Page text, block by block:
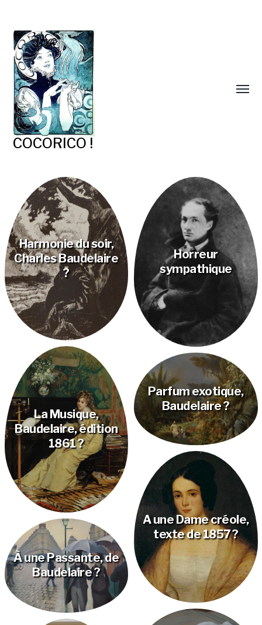
COCORICO !
Harmonie du soir,
Charles Baudelaire
?
Horreur
sympathique
La Musique,
Baudelaire, édition
1861 ?
Parfum exotique,
Baudelaire ?
A une Dame créole,
texte de 1857 ?
À une Passante, de
Baudelaire ?